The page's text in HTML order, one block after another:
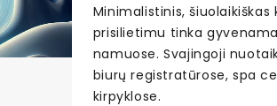
Minimalistinis,
prisilietimu tinka
namuose. Svajingoji
biurų registratūrose, spa
kirpyklose.